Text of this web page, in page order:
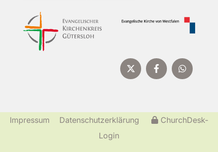
Impressum Datenschutzerklärung
ChurchDesk-
Login